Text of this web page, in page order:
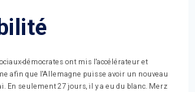
démocrates ont mis l'accélérateur et
afin que l'Allemagne puisse avoir un nouveau
En seulement 27 jours, il y a eu du blanc. Merz